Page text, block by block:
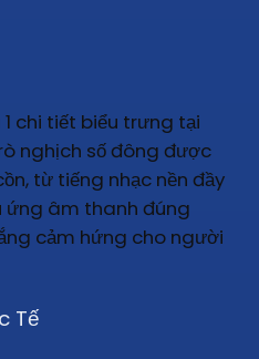
chi tiết biểu trưng tại
nghịch số đông được
từ tiếng nhạc nền đầy
ứng âm thanh đúng
cảm hứng cho người
Tế